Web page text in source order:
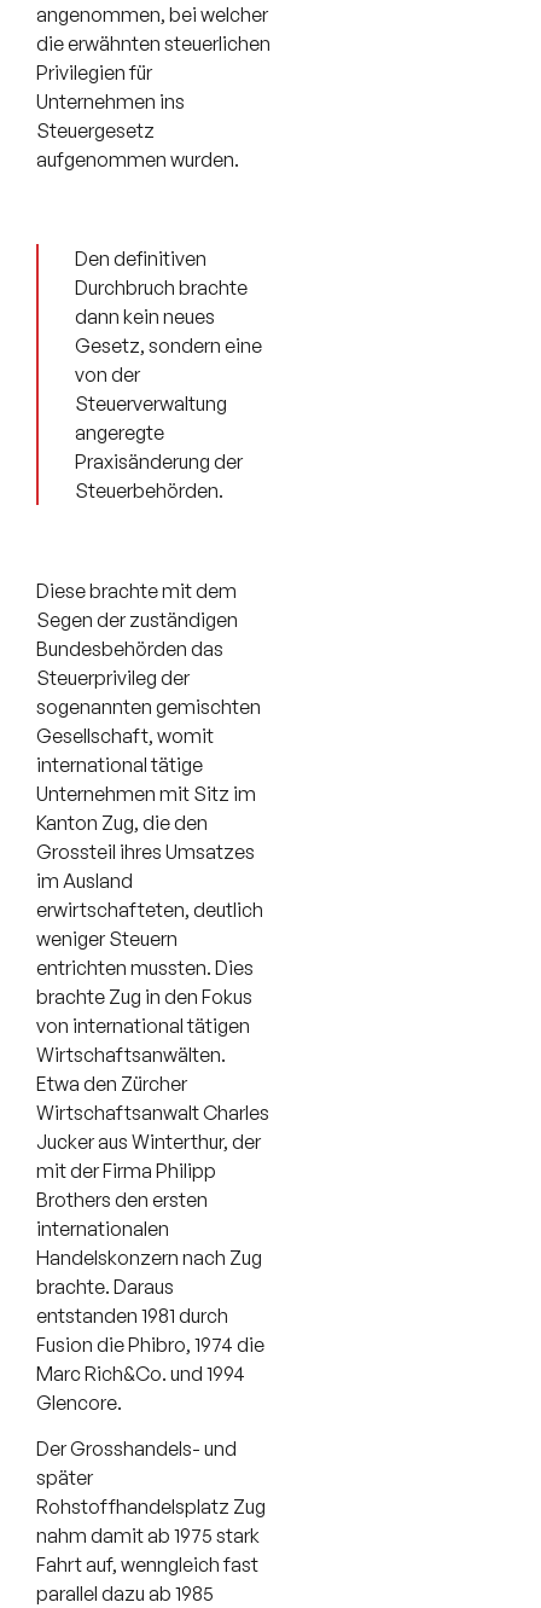
angenommen, bei welcher
die erwähnten steuerlichen
Privilegien für
Unternehmen ins
Steuergesetz
aufgenommen wurden.
Den definitiven
Durchbruch brachte
dann kein neues
Gesetz, sondern eine
von der
Steuerverwaltung
angeregte
Praxisänderung der
Steuerbehörden.
Diese brachte mit dem
Segen der zuständigen
Bundesbehörden das
Steuerprivileg der
sogenannten gemischten
Gesellschaft, womit
international tätige
Unternehmen mit Sitz im
Kanton Zug, die den
Grossteil ihres Umsatzes
im Ausland
erwirtschafteten, deutlich
weniger Steuern
entrichten mussten. Dies
brachte Zug in den Fokus
von international tätigen
Wirtschaftsanwälten.
Etwa den Zürcher
Wirtschaftsanwalt Charles
Jucker aus Winterthur, der
mit der Firma Philipp
Brothers den ersten
internationalen
Handelskonzern nach Zug
brachte. Daraus
entstanden 1981 durch
Fusion die Phibro, 1974 die
Marc Rich&Co. und 1994
Glencore.
Der Grosshandels- und
später
Rohstoffhandelsplatz Zug
nahm damit ab 1975 stark
Fahrt auf, wenngleich fast
parallel dazu ab 1985